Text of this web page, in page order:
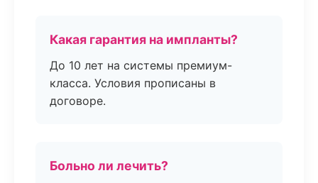
Какая гарантия на импланты?
До 10 лет на системы премиум-
класса. Условия прописаны в
договоре.
Больно ли лечить?